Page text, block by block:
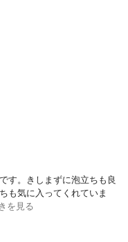
す。きしまずに泡立ちも良
も気に入ってくれていま
を見る